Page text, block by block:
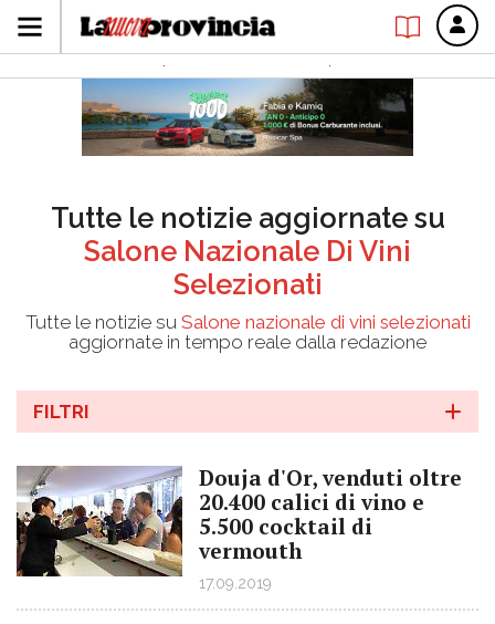
Tutte le notizie aggiornate su
Salone Nazionale Di Vini
Selezionati
Tutte le notizie su Salone nazionale di vini selezionati
aggiornate in tempo reale dalla redazione
FILTRI
Douja d'Or, venduti oltre
20.400 calici di vino e
5.500 cocktail di
vermouth
17.09.2019